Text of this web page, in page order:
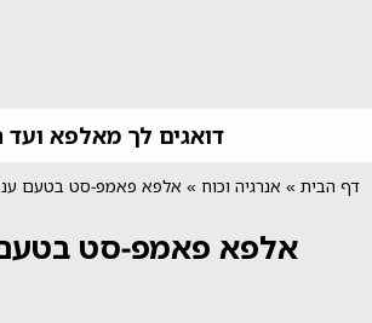
דואגים לך מאלפא ועד
דף הבית » אנרגיה וכוח » אלפא פאמפ-סט בטעם
אלפא פאמפ-סט